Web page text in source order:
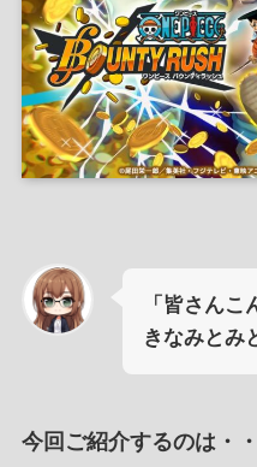
「皆さん
きなみとみ
今回ご紹介するのは・・